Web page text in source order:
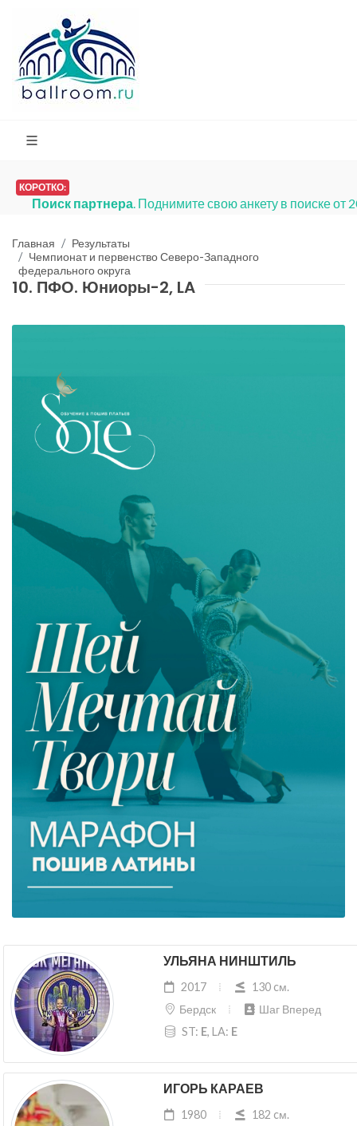
КОРОТКО:
Поиск партнера. Поднимите свою анкету в поиске от
Главная
Результаты
Чемпионат и первенство Северо-Западного
федерального округа
10. ПФО. Юниоры-2, LA
УЛЬЯНА НИНШТИЛЬ
2017
130 cм.
Бердск
Шаг Вперед
ST: E, LA: E
ИГОРЬ КАРАЕВ
1980
182 cм.